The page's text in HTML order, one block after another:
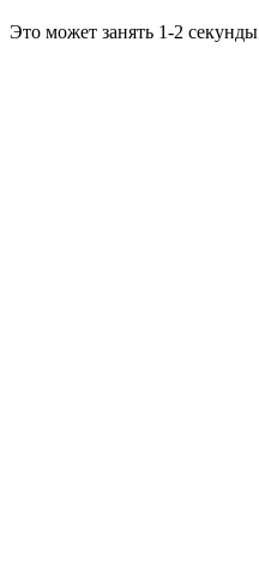
Это может занять 1-2 секунды